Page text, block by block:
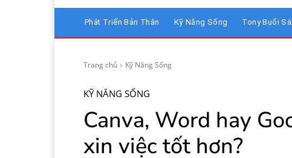
Phát Triển Bản Thân Kỹ Năng Sống Tony Buổi
Trang chủ Kỹ Năng Sống
KỸ NĂNG SỐNG
Canva, Word hay
xin việc tốt hơn?